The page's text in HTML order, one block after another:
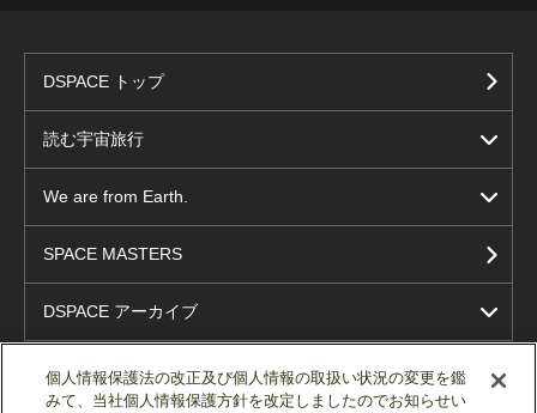
DSPACE トップ
読む宇宙旅行
We are from Earth.
SPACE MASTERS
DSPACE アーカイブ
個人情報保護法の改正及び個人情報の取扱い状況の変更を鑑
みて、当社個人情報保護方針を改定しましたのでお知らせい